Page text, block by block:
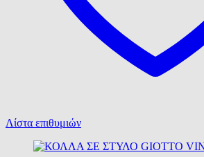
Λίστα επιθυμιών